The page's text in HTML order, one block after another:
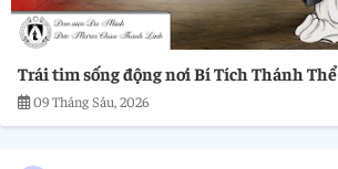
Trái tim sống động nơi Bí Tích Thánh Thể
09 Tháng Sáu, 2026